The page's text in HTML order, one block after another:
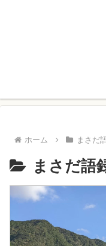
ホーム まさだ
まさだ語